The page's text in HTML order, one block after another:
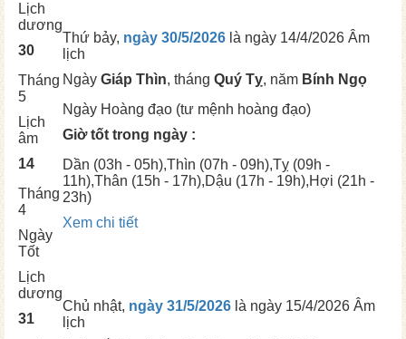
Lịch
dương
30
Tháng
5
Lịch
âm
14
Tháng
4
Ngày
Tốt
Thứ bảy, ngày 30/5/2026 là ngày 14/4/2026 Âm
lịch
Ngày Giáp Thìn, tháng Quý Tỵ, năm Bính Ngọ
Ngày Hoàng đạo (tư mệnh hoàng đạo)
Giờ tốt trong ngày :
Dần (03h - 05h),Thìn (07h - 09h),Tỵ (09h -
11h),Thân (15h - 17h),Dậu (17h - 19h),Hợi (21h -
23h)
Xem chi tiết
Lịch
dương
31
Chủ nhật, ngày 31/5/2026 là ngày 15/4/2026 Âm
lịch